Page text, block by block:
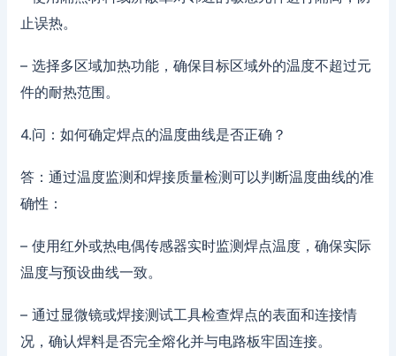
止误热。
– 选择多区域加热功能，确保目标区域外的温度不超过元
件的耐热范围。
4.问：如何确定焊点的温度曲线是否正确？
答：通过温度监测和焊接质量检测可以判断温度曲线的准
确性：
– 使用红外或热电偶传感器实时监测焊点温度，确保实际
温度与预设曲线一致。
– 通过显微镜或焊接测试工具检查焊点的表面和连接情
况，确认焊料是否完全熔化并与电路板牢固连接。